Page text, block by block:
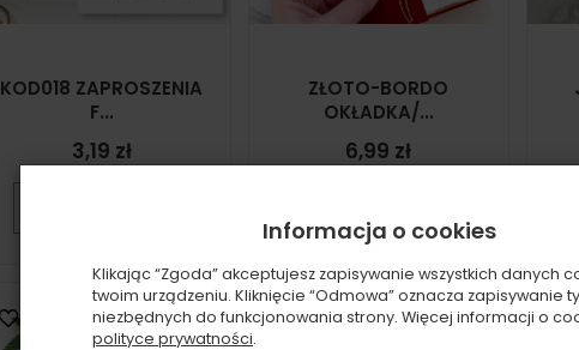
KOD018 ZAPROSZENIA
F...
3,19 zł
ZŁOTO-BORDO
OKŁADKA/...
6,99 zł
Informacja o cookies
Klikając “Zgoda” akceptujesz zapisywanie wszystkich danych
twoim urządzeniu. Kliknięcie “Odmowa” oznacza zapisywanie
niezbędnych do funkcjonowania strony. Więcej informacji o
polityce prywatności.